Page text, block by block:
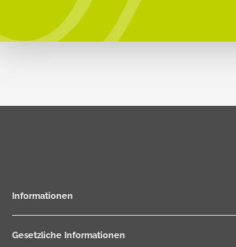
Informationen
Gesetzliche Informationen